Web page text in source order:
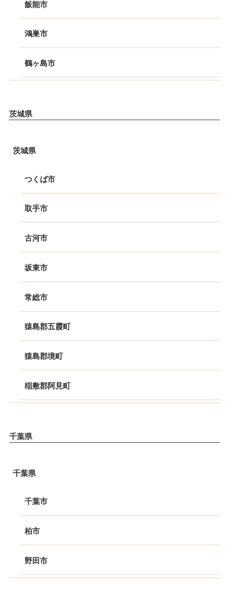
飯能市
鴻巣市
鶴ヶ島市
茨城県
茨城県
つくば市
取手市
古河市
坂東市
常総市
猿島郡五霞町
猿島郡境町
稲敷郡阿見町
千葉県
千葉県
千葉市
柏市
野田市